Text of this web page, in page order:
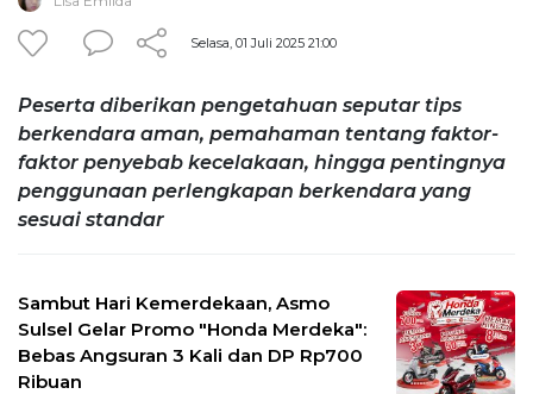
Selasa, 01 Juli 2025 21:00
Peserta diberikan pengetahuan seputar tips
berkendara aman, pemahaman tentang faktor-
faktor penyebab kecelakaan, hingga pentingnya
penggunaan perlengkapan berkendara yang
sesuai standar
Sambut Hari Kemerdekaan, Asmo
Sulsel Gelar Promo "Honda Merdeka":
Bebas Angsuran 3 Kali dan DP Rp700
Ribuan